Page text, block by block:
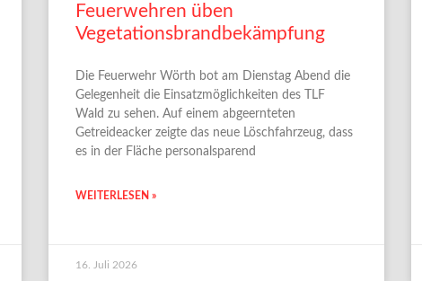
Feuerwehren üben
Vegetationsbrandbekämpfung
Die Feuerwehr Wörth bot am Dienstag Abend die
Gelegenheit die Einsatzmöglichkeiten des TLF
Wald zu sehen. Auf einem abgeernteten
Getreideacker zeigte das neue Löschfahrzeug, dass
es in der Fläche personalsparend
WEITERLESEN »
16. Juli 2026